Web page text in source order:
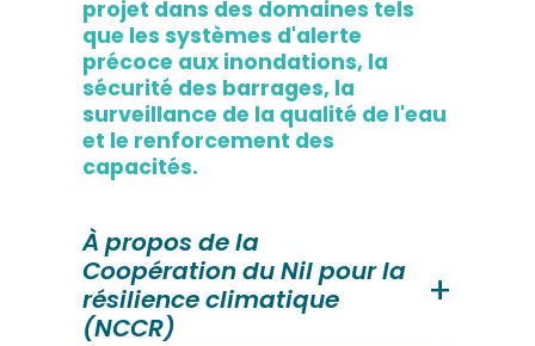
projet dans des domaines tels
que les systèmes d'alerte
précoce aux inondations, la
sécurité des barrages, la
surveillance de la qualité de l'eau
et le renforcement des
capacités.
À propos de la
Coopération du Nil pour la
résilience climatique
(NCCR)